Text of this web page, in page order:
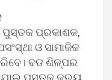
ପୁସ୍ତକ ପ୍ରକାଶକ,
ଓ ସାମାଜିକ
ବଡ ଶିଳ୍ପର
ପୁସ୍ତକ କ୍ରୟ